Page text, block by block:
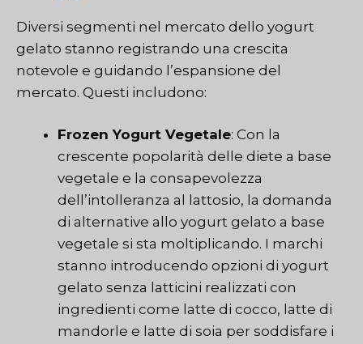
Diversi segmenti nel mercato dello yogurt
gelato stanno registrando una crescita
notevole e guidando l’espansione del
mercato. Questi includono:
Frozen Yogurt Vegetale: Con la
crescente popolarità delle diete a base
vegetale e la consapevolezza
dell’intolleranza al lattosio, la domanda
di alternative allo yogurt gelato a base
vegetale si sta moltiplicando. I marchi
stanno introducendo opzioni di yogurt
gelato senza latticini realizzati con
ingredienti come latte di cocco, latte di
mandorle e latte di soia per soddisfare i